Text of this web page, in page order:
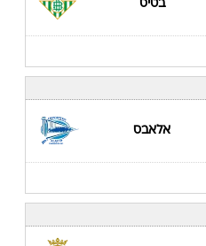
בטיס
אלאבס